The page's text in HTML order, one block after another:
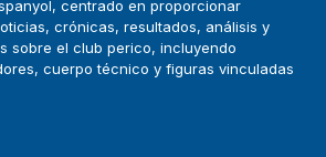
centrado en proporcionar
crónicas, resultados, análisis y
sobre el club perico, incluyendo
cuerpo técnico y figuras vinculadas